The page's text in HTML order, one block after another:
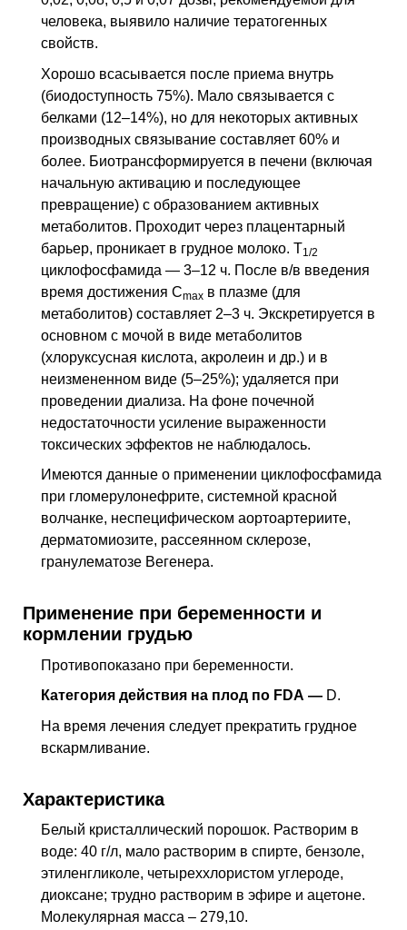
человека, выявило наличие тератогенных
свойств.
Хорошо всасывается после приема внутрь
(биодоступность 75%). Мало связывается с
белками (12–14%), но для некоторых активных
производных связывание составляет 60% и
более. Биотрансформируется в печени (включая
начальную активацию и последующее
превращение) с образованием активных
метаболитов. Проходит через плацентарный
барьер, проникает в грудное молоко. Т1/2
циклофосфамида — 3–12 ч. После в/в введения
время достижения Cmax в плазме (для
метаболитов) составляет 2–3 ч. Экскретируется в
основном с мочой в виде метаболитов
(хлоруксусная кислота, акролеин и др.) и в
неизмененном виде (5–25%); удаляется при
проведении диализа. На фоне почечной
недостаточности усиление выраженности
токсических эффектов не наблюдалось.
Имеются данные о применении циклофосфамида
при гломерулонефрите, системной красной
волчанке, неспецифическом аортоартериите,
дерматомиозите, рассеянном склерозе,
гранулематозе Вегенера.
Применение при беременности и
кормлении грудью
Противопоказано при беременности.
Категория действия на плод по FDA — D.
На время лечения следует прекратить грудное
вскармливание.
Характеристика
Белый кристаллический порошок. Растворим в
воде: 40 г/л, мало растворим в спирте, бензоле,
этиленгликоле, четыреххлористом углероде,
диоксане; трудно растворим в эфире и ацетоне.
Молекулярная масса – 279,10.